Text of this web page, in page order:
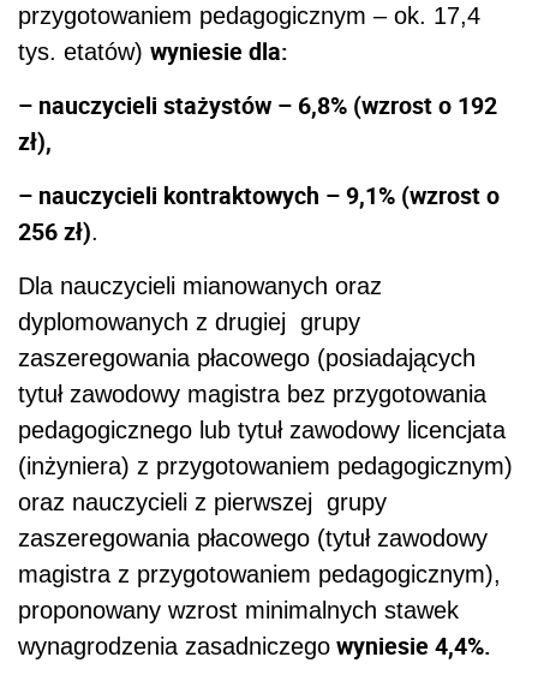
przygotowaniem pedagogicznym – ok. 17,4
tys. etatów) wyniesie dla:
– nauczycieli stażystów – 6,8% (wzrost o 192
zł),
– nauczycieli kontraktowych – 9,1% (wzrost o
256 zł).
Dla nauczycieli mianowanych oraz
dyplomowanych z drugiej grupy
zaszeregowania płacowego (posiadających
tytuł zawodowy magistra bez przygotowania
pedagogicznego lub tytuł zawodowy licencjata
(inżyniera) z przygotowaniem pedagogicznym)
oraz nauczycieli z pierwszej grupy
zaszeregowania płacowego (tytuł zawodowy
magistra z przygotowaniem pedagogicznym),
proponowany wzrost minimalnych stawek
wynagrodzenia zasadniczego wyniesie 4,4%.